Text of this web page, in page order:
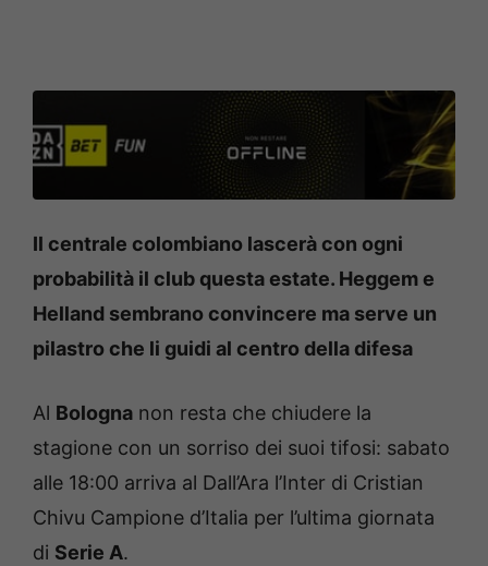
Il centrale colombiano lascerà con ogni
probabilità il club questa estate. Heggem e
Helland sembrano convincere ma serve un
pilastro che li guidi al centro della difesa
Al Bologna non resta che chiudere la
stagione con un sorriso dei suoi tifosi: sabato
alle 18:00 arriva al Dall’Ara l’Inter di Cristian
Chivu Campione d’Italia per l’ultima giornata
di Serie A.